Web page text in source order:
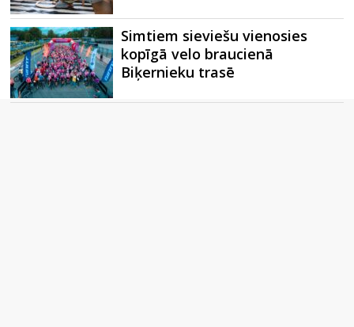
Simtiem sieviešu vienosies
kopīgā velo braucienā
Biķernieku trasē